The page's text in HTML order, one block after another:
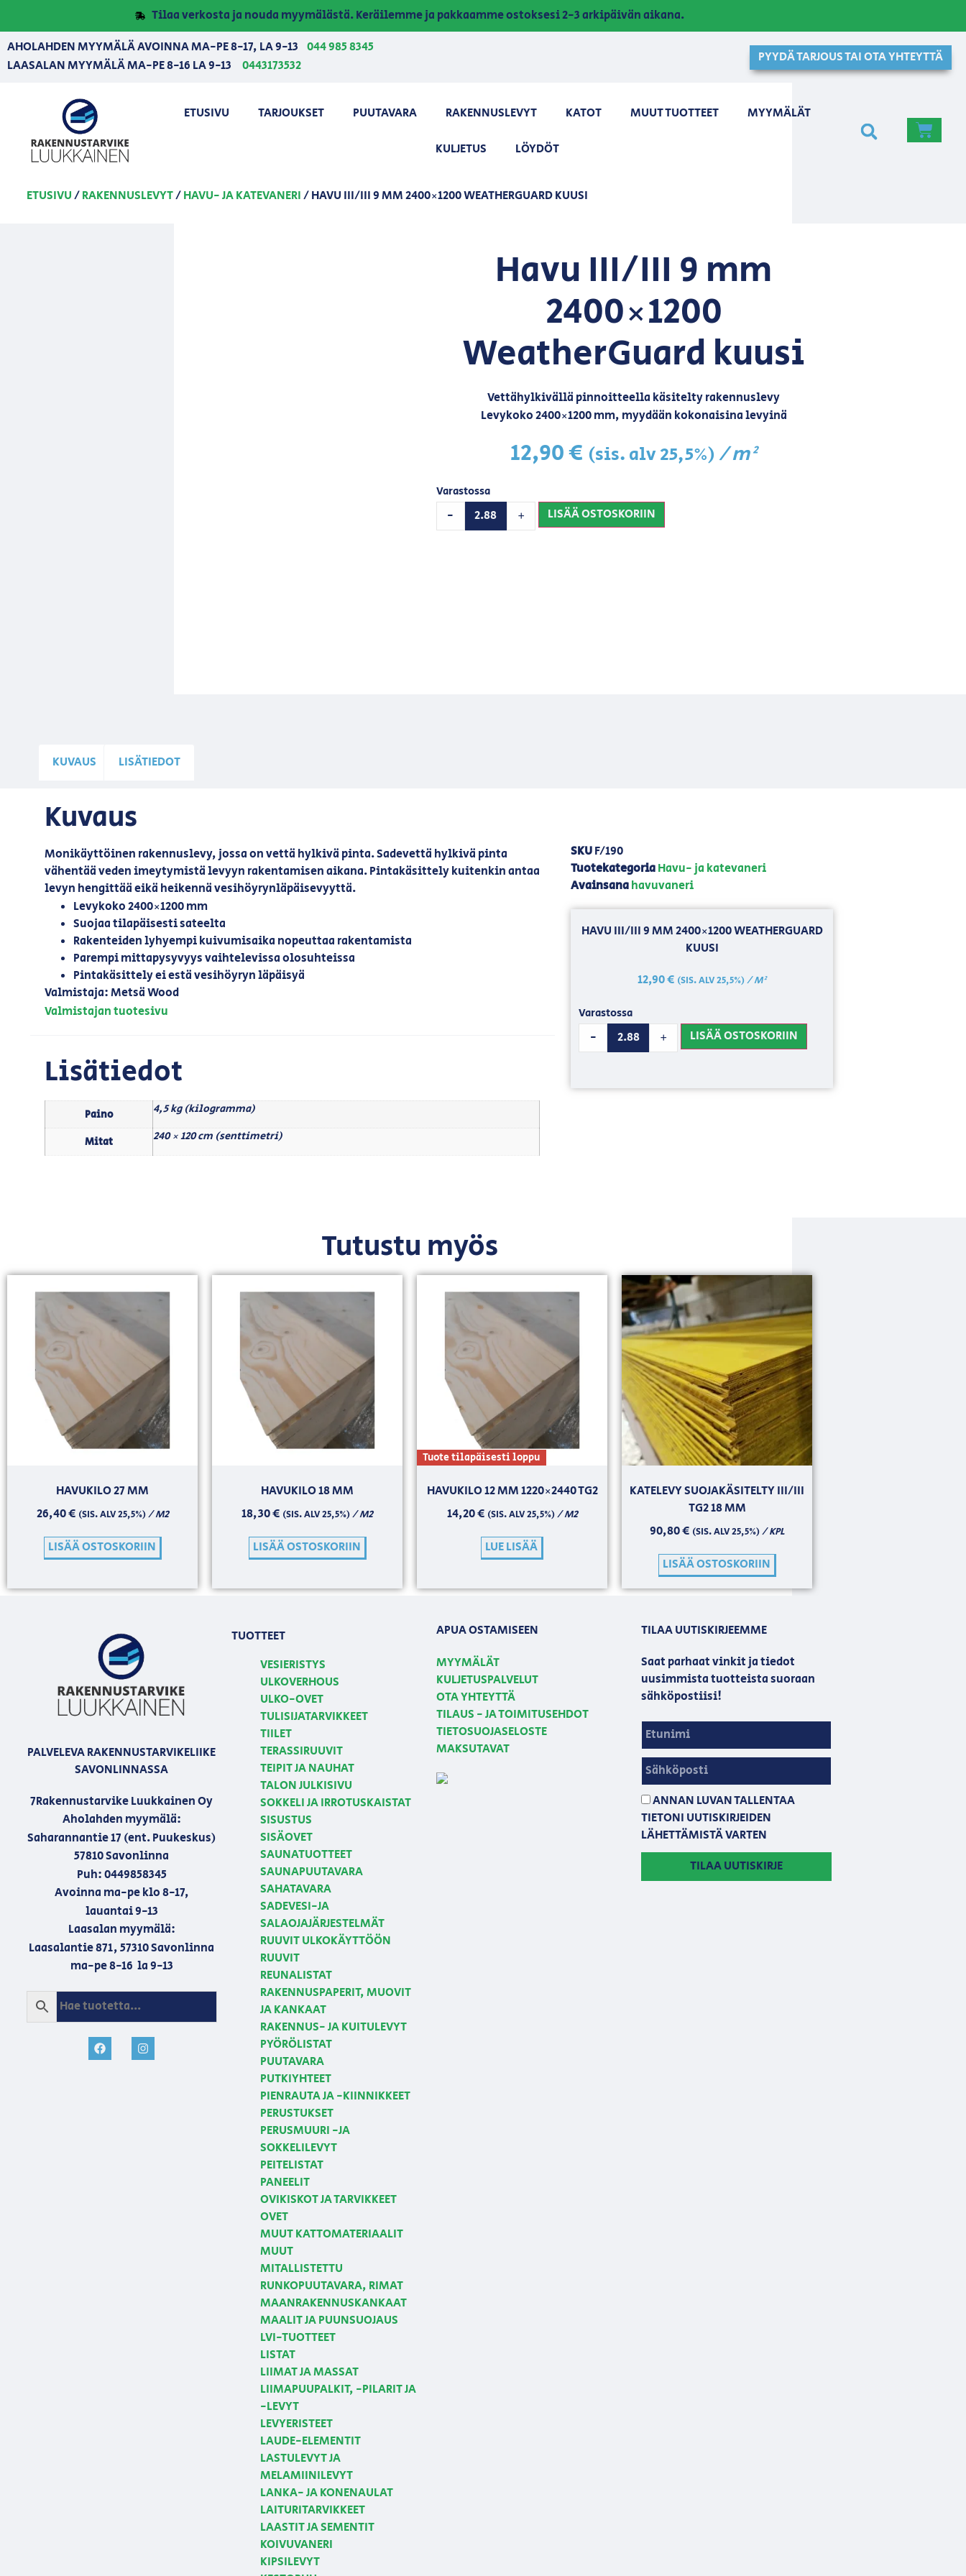
Tilaa verkosta ja nouda myymälästä. Keräilemme ja pakkaamme ostoksesi 2-3 arkipäivän aikana.
AHOLAHDEN MYYMÄLÄ AVOINNA MA-PE 8-17, LA 9-13 044 985 8345
LAASALAN MYYMÄLÄ MA-PE 8-16 LA 9-13
0443173532
PYYDÄ TARJOUS TAI OTA YHTEYTTÄ
ETUSIVU TARJOUKSET PUUTAVARA RAKENNUSLEVYT KATOT MUUT TUOTTEET MYYMÄLÄT
KULJETUS LÖYDÖT
ETUSIVU/RAKENNUSLEVYT/HAVU- JA KATEVANERI/ HAVU III/III 9 MM 2400×1200 WEATHERGUARD KUUSI
Havu III/III 9 mm
2400×1200
WeatherGuard kuusi
Vettähylkivällä pinnoitteella käsitelty rakennuslevy
Levykoko 2400×1200 mm, myydään kokonaisina levyinä
12,90€ (sis. alv 25,5%)/ m²
Varastossa
- + LISÄÄ OSTOSKORIIN
KUVAUS LISÄTIEDOT
Kuvaus
Monikäyttöinen rakennuslevy, jossa on vettä hylkivä pinta. Sadevettä hylkivä pinta
vähentää veden imeytymistä levyyn rakentamisen aikana. Pintakäsittely kuitenkin antaa
levyn hengittää eikä heikennä vesihöyrynläpäisevyyttä.
Levykoko 2400×1200 mm
Suojaa tilapäisesti sateelta
Rakenteiden lyhyempi kuivumisaika nopeuttaa rakentamista
Parempi mittapysyvyys vaihtelevissa olosuhteissa
Pintakäsittely ei estä vesihöyryn läpäisyä
Valmistaja: Metsä Wood
Valmistajan tuotesivu
Lisätiedot
Paino 4,5 kg (kilogramma)
Mitat 240 × 120 cm (senttimetri)
SKUF/190
TuotekategoriaHavu- ja katevaneri
Avainsanahavuvaneri
HAVU III/III 9 MM 2400×1200 WEATHERGUARD
KUUSI
12,90€ (SIS. ALV 25,5%)/ M²
Varastossa
- + LISÄÄ OSTOSKORIIN
Tutustu myös
HAVUKILO 27 MM
26,40€ (SIS. ALV 25,5%)/ M2
LISÄÄ OSTOSKORIIN
HAVUKILO 18 MM
18,30€ (SIS. ALV 25,5%)/ M2
LISÄÄ OSTOSKORIIN
Tuote tilapäisesti loppu
HAVUKILO 12 MM 1220×2440 TG2
14,20€ (SIS. ALV 25,5%)/ M2
LUE LISÄÄ
KATELEVY SUOJAKÄSITELTY III/III
TG2 18 MM
90,80€ (SIS. ALV 25,5%)/ KPL
LISÄÄ OSTOSKORIIN
PALVELEVA RAKENNUSTARVIKELIIKE
SAVONLINNASSA
7Rakennustarvike Luukkainen Oy
Aholahden myymälä:
Saharannantie 17 (ent. Puukeskus)
57810 Savonlinna
Puh: 0449858345
Avoinna ma-pe klo 8-17,
lauantai 9-13
Laasalan myymälä:
Laasalantie 871, 57310 Savonlinna
ma-pe 8-16 la 9-13
TUOTTEET
VESIERISTYS
ULKOVERHOUS
ULKO-OVET
TULISIJATARVIKKEET
TIILET
TERASSIRUUVIT
TEIPIT JA NAUHAT
TALON JULKISIVU
SOKKELI JA IRROTUSKAISTAT
SISUSTUS
SISÄOVET
SAUNATUOTTEET
SAUNAPUUTAVARA
SAHATAVARA
SADEVESI-JA
SALAOJAJÄRJESTELMÄT
RUUVIT ULKOKÄYTTÖÖN
RUUVIT
REUNALISTAT
RAKENNUSPAPERIT, MUOVIT
JA KANKAAT
RAKENNUS- JA KUITULEVYT
PYÖRÖLISTAT
PUUTAVARA
PUTKIYHTEET
PIENRAUTA JA -KIINNIKKEET
PERUSTUKSET
PERUSMUURI -JA
SOKKELILEVYT
PEITELISTAT
PANEELIT
OVIKISKOT JA TARVIKKEET
OVET
MUUT KATTOMATERIAALIT
MUUT
MITALLISTETTU
RUNKOPUUTAVARA, RIMAT
MAANRAKENNUSKANKAAT
MAALIT JA PUUNSUOJAUS
LVI-TUOTTEET
LISTAT
LIIMAT JA MASSAT
LIIMAPUUPALKIT, -PILARIT JA
-LEVYT
LEVYERISTEET
LAUDE-ELEMENTIT
LASTULEVYT JA
MELAMIINILEVYT
LANKA- JA KONENAULAT
LAITURITARVIKKEET
LAASTIT JA SEMENTIT
KOIVUVANERI
KIPSILEVYT
APUA OSTAMISEEN
MYYMÄLÄT
KULJETUSPALVELUT
OTA YHTEYTTÄ
TILAUS - JA TOIMITUSEHDOT
TIETOSUOJASELOSTE
MAKSUTAVAT
TILAA UUTISKIRJEEMME
Saat parhaat vinkit ja tiedot
uusimmista tuotteista suoraan
sähköpostiisi!
ANNAN LUVAN TALLENTAA
TIETONI UUTISKIRJEIDEN
LÄHETTÄMISTÄ VARTEN
TILAA UUTISKIRJE